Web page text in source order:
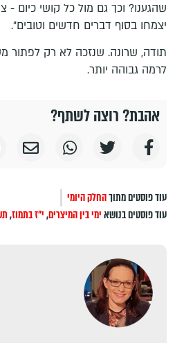
שהגענו? וכך גם מול כל קושי כיום -
יצמחו בסוף דברים חדשים וטובים".
תודה, שרונה. שנזכה לא רק לפתור
לרמה גבוהה יותר.
אהבת? רוצה לשתף?
עוד פוסטים מתוךהחלק היומי
עוד פוסטים בנושאימי בין המיצרים,י"ז בתמוז,